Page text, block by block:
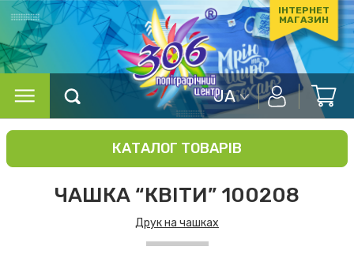
ІНТЕРНЕТ
МАГАЗИН
UA
КАТАЛОГ ТОВАРІВ
ЧАШКА “КВІТИ” 100208
Друк на чашках